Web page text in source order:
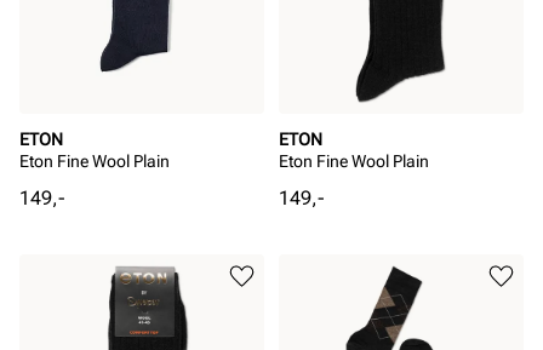
ETON
Eton Fine Wool Plain
Pris
149,-
ETON
Eton Fine Wool Plain
Pris
149,-